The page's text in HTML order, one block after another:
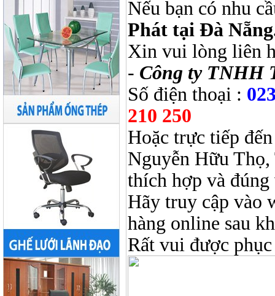
Nếu bạn có nhu
Phát tại Đà
Xin vui lòng liên
- Công ty TNHH
Số điện thoại :
210 250
Hoặc trực tiếp
Nguyễn Hữu Thọ,
thích hợp và
Hãy truy cập vào
hàng online sau
Rất vui được